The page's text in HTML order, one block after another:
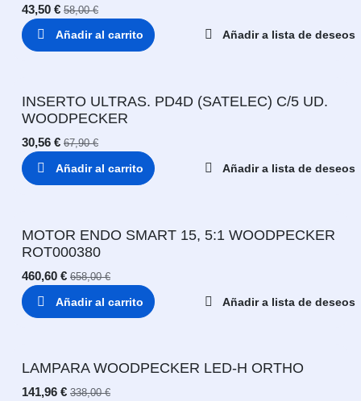
43,50 € 58,00€
Añadir al carrito Añadir a lista de deseos
INSERTO ULTRAS. PD4D (SATELEC) C/5 UD.
WOODPECKER
30,56 € 67,90€
Añadir al carrito Añadir a lista de deseos
MOTOR ENDO SMART 15, 5:1 WOODPECKER
ROT000380
460,60 € 658,00€
Añadir al carrito Añadir a lista de deseos
LAMPARA WOODPECKER LED-H ORTHO
141,96 € 338,00€